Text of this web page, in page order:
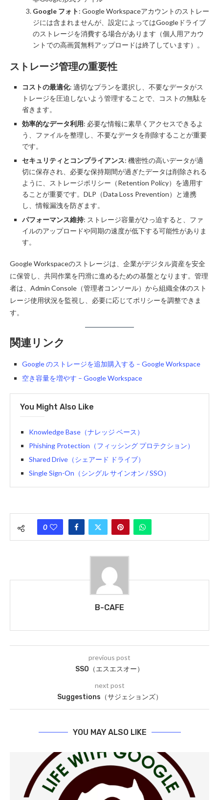
Google フォト: Google Workspaceアカウントのストレー
ジには含まれませんが、設定によってはGoogleドライブ
のストレージを消費する場合があります（個人用アカウ
ントでの高画質無料アップロードは終了しています）。
ストレージ管理の重要性
コストの最適化: 適切なプランを選択し、不要なデータがス
トレージを圧迫しないよう管理することで、コストの無駄を
省きます。
効率的なデータ利用: 必要な情報に素早くアクセスできるよ
う、ファイルを整理し、不要なデータを削除することが重要
です。
セキュリティとコンプライアンス: 機密性の高いデータが適
切に保存され、必要な保持期間が過ぎたデータは削除される
ように、ストレージポリシー（Retention Policy）を適用す
ることが重要です。DLP（Data Loss Prevention）と連携
し、情報漏洩を防ぎます。
パフォーマンス維持: ストレージ容量がひっ迫すると、ファ
イルのアップロードや同期の速度が低下する可能性がありま
す。
Google Workspaceのストレージは、企業がデジタル資産を安全
に保管し、共同作業を円滑に進めるための基盤となります。管理
者は、Admin Console（管理者コンソール）から組織全体のスト
レージ使用状況を監視し、必要に応じてポリシーを調整できま
す。
関連リンク
Google のストレージを追加購入する – Google Workspace
空き容量を増やす – Google Workspace
You Might Also Like
Knowledge Base（ナレッジ ベース）
Phishing Protection（フィッシング プロテクション）
Shared Drive（シェアード ドライブ）
Single Sign-On（シングル サインオン / SSO）
0
B-CAFE
previous post
SSO（エスエスオー）
next post
Suggestions（サジェションズ）
YOU MAY ALSO LIKE